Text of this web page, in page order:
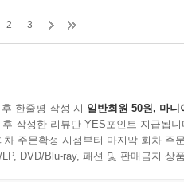
2 3
한줄평 작성 시 일반회원 50원, 마니
작성한 리뷰만 YES포인트 지급됩니
차 주문확정 시점부터 마지막 회차 주
DVD/Blu-ray, 패션 및 판매금지 상